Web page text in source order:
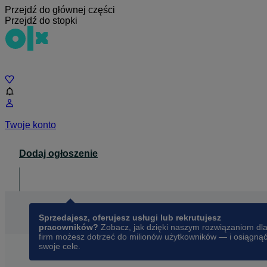
Przejdź do głównej części
Przejdź do stopki
Twoje konto
Dodaj ogłoszenie
Sprzedajesz, oferujesz usługi lub rekrutujesz
pracowników? Zobacz, jak dzięki naszym rozwiązaniom dla
firm możesz dotrzeć do milionów użytkowników — i osiągnąć
swoje cele.